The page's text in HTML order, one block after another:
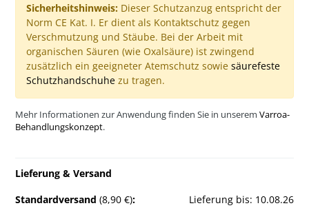
Sicherheitshinweis: Dieser Schutzanzug entspricht der
Norm CE Kat. I. Er dient als Kontaktschutz gegen
Verschmutzung und Stäube. Bei der Arbeit mit
organischen Säuren (wie Oxalsäure) ist zwingend
zusätzlich ein geeigneter Atemschutz sowie säurefeste
Schutzhandschuhe zu tragen.
Mehr Informationen zur Anwendung finden Sie in unserem Varroa-
Behandlungskonzept.
Lieferung & Versand
Standardversand (8,90 €):
Lieferung bis: 10.08.26